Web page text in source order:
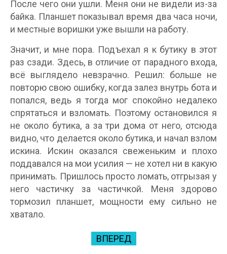
После чего они ушли. Меня они не видели из-за
байка. Планшет показывал время два часа ночи,
и местные воришки уже вышли на работу.
Значит, и мне пора. Подъехал я к бутику в этот
раз сзади. Здесь, в отличие от парадного входа,
всё выглядело невзрачно. Решил: больше не
повторю свою ошибку, когда залез внутрь бота и
попался, ведь я тогда мог спокойно недалеко
спрятаться и взломать. Поэтому остановился я
не около бутика, а за три дома от него, отсюда
видно, что делается около бутика, и начал взлом
искина. Искин оказался свеженьким и плохо
поддавался на мои усилия — не хотел ни в какую
принимать. Пришлось просто ломать, отгрызая у
него частичку за частичкой. Меня здорово
тормозил планшет, мощности ему сильно не
хватало.
ВПЕРЕД